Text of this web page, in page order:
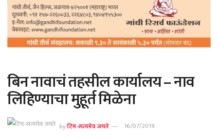
बिन नावाचं तहसील कार्यालय – नाव
लिहिण्याचा मुहूर्त मिळेना
byटिम-सत्यमेव जयते
16/07/2019